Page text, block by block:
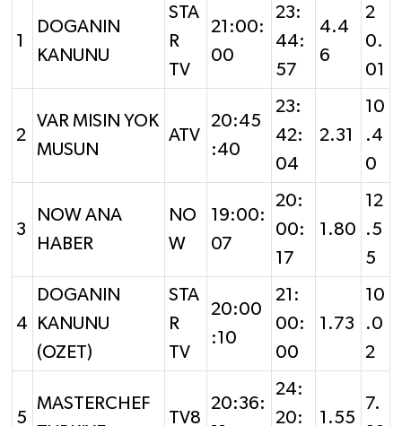
1
DOGANIN
KANUNU
STA
R
TV
21:00:
00
23:
44:
57
4.4
6
2
0.
01
2
VAR MISIN YOK
MUSUN
ATV
20:45
:40
23:
42:
04
2.31
10
.4
0
3
NOW ANA
HABER
NO
W
19:00:
07
20:
00:
17
1.80
12
.5
5
4
DOGANIN
KANUNU
(OZET)
STA
R
TV
20:00
:10
21:
00:
00
1.73
10
.0
2
5
MASTERCHEF
TV8
20:36:
24:
20:
1.55
7.